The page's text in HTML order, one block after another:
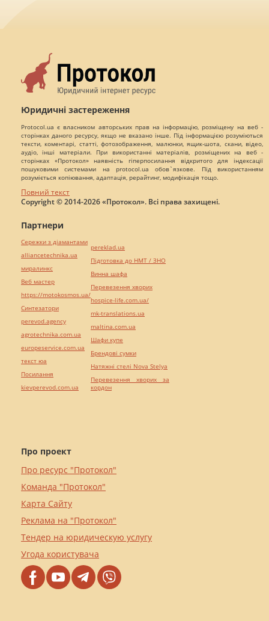
Юридичні застереження
Protocol.ua є власником авторських прав на інформацію, розміщену на веб -
сторінках даного ресурсу, якщо не вказано інше. Під інформацією розуміються
тексти, коментарі, статті, фотозображення, малюнки, ящик-шота, скани, відео,
аудіо, інші матеріали. При використанні матеріалів, розміщених на веб -
сторінках «Протокол» наявність гіперпосилання відкритого для індексації
пошуковими системами на protocol.ua обов`язкове. Під використанням
розуміється копіювання, адаптація, рерайтинг, модифікація тощо.
Повний текст
Copyright © 2014-2026 «Протокол». Всі права захищені.
Про проект
Про ресурс "Протокол"
Команда "Протокол"
Карта Сайту
Реклама на "Протокол"
Тендер на юридическую услугу
Угода користувача
Партнери
Сережки з діамантами
alliancetechnika.ua
миралинкс
Веб мастер
https://motokosmos.ua/
Синтезатори
perevod.agency
agrotechnika.com.ua
europeservice.com.ua
текст юа
Посилання
kievperevod.com.ua
pereklad.ua
Підготовка до НМТ / ЗНО
Винна шафа
Перевезення хворих
hospice-life.com.ua/
mk-translations.ua
maltina.com.ua
Шафи купе
Брендові сумки
Натяжні стелі Nova Stelya
Перевезення хворих за
кордон